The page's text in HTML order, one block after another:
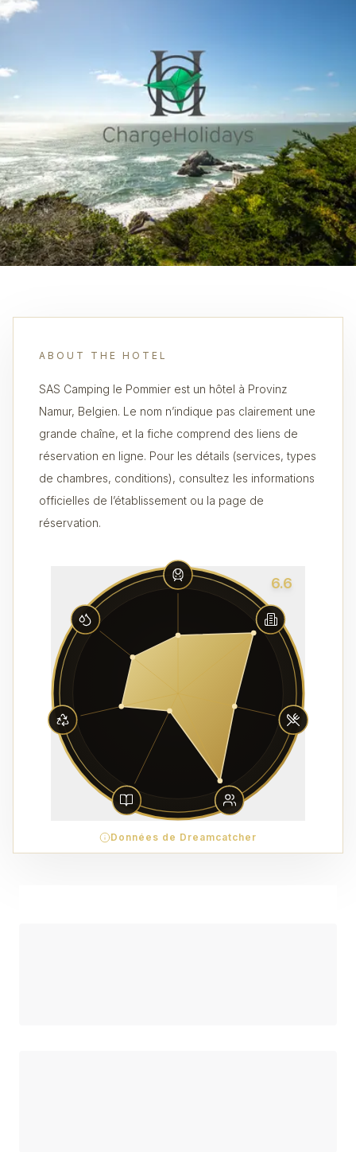
ABOUT THE HOTEL
SAS Camping le Pommier est un hôtel à Provinz
Namur, Belgien. Le nom n’indique pas clairement une
grande chaîne, et la fiche comprend des liens de
réservation en ligne. Pour les détails (services, types
de chambres, conditions), consultez les informations
officielles de l’établissement ou la page de
réservation.
6.6
Données de Dreamcatcher